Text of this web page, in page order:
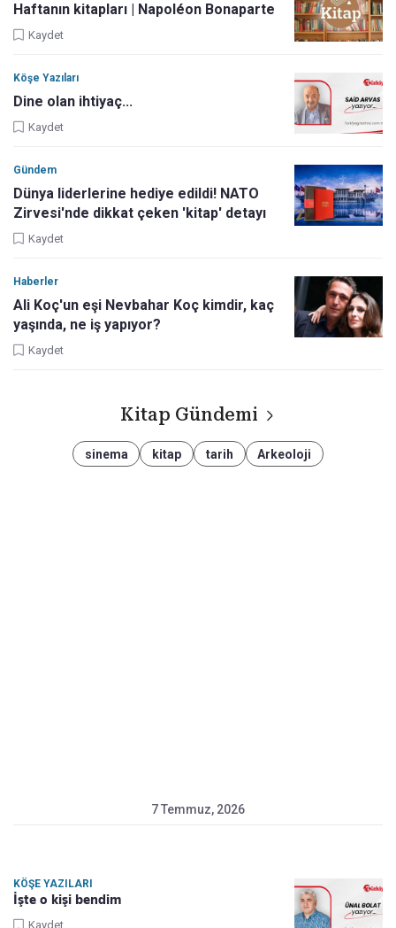
Haftanın kitapları | Napoléon Bonaparte
Kaydet
Köşe Yazıları
Dine olan ihtiyaç...
Kaydet
Gündem
Dünya liderlerine hediye edildi! NATO
Zirvesi'nde dikkat çeken 'kitap' detayı
Kaydet
Haberler
Ali Koç'un eşi Nevbahar Koç kimdir, kaç
yaşında, ne iş yapıyor?
Kaydet
Kitap Gündemi
sinema kitap tarih Arkeoloji
7 Temmuz, 2026
KÖŞE YAZILARI
İşte o kişi bendim
Kaydet